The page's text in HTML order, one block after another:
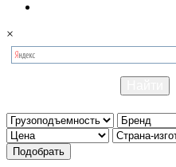
×
Подобрать